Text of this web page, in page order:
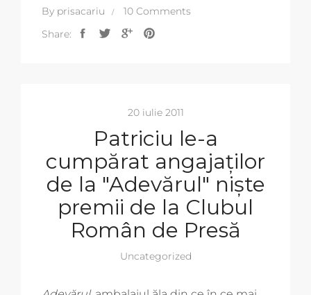
By prisacariu
10 Comments
Share:
20 iulie 2011
Patriciu le-a
cumpărat angajaților
de la "Adevărul" niște
premii de la Clubul
Român de Presă
Uncategorized